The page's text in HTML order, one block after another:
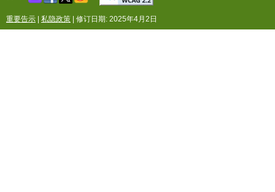
重要告示 私隐政策 修订日期: 2025年4月2日